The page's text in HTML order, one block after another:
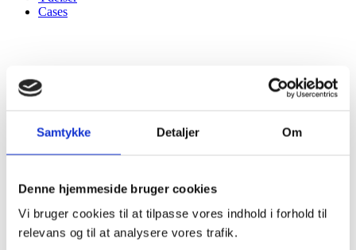
Samtykke Detaljer Om
Denne hjemmeside bruger cookies
Vi bruger cookies til at tilpasse vores indhold i forhold til
relevans og til at analysere vores trafik.
Cases
Studerende
Kontakt